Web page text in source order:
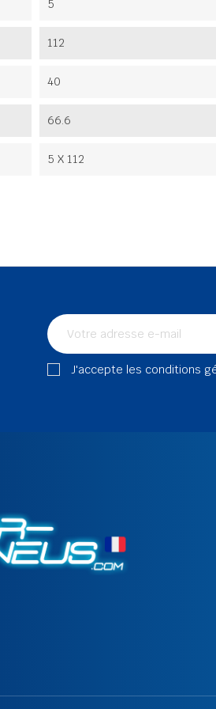
5
112
40
66.6
5 X 112
J'accepte les conditions